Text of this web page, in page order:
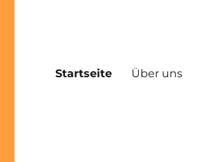
Startseite Über uns